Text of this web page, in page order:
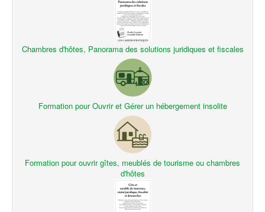
Chambres d'hôtes, Panorama des solutions juridiques et fiscales
Formation pour Ouvrir et Gérer un hébergement insolite
Formation pour ouvrir gîtes, meublés de tourisme ou chambres
d'hôtes